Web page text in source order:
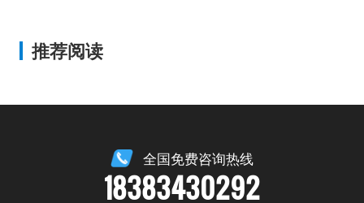
推荐阅读
全国免费咨询热线
18383430292